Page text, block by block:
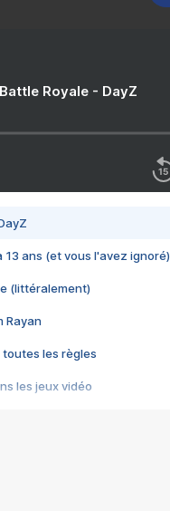
Royale - DayZ
13 ans (et vous l'avez ignoré)
(littéralement)
Rayan
toutes les règles
les jeux vidéo